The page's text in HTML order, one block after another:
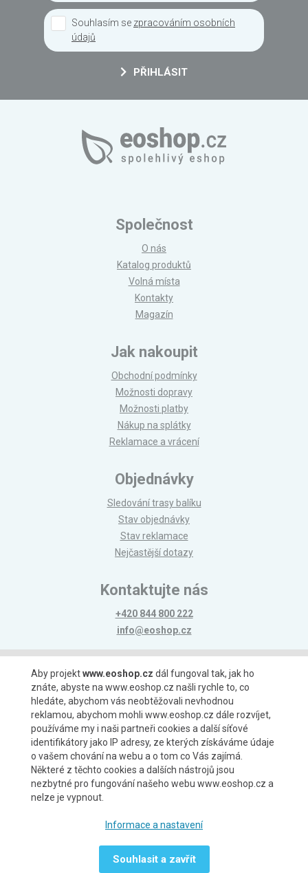
Souhlasím se zpracováním osobních
údajů
PŘIHLÁSIT
Společnost
O nás
Katalog produktů
Volná místa
Kontakty
Magazín
Jak nakoupit
Obchodní podmínky
Možnosti dopravy
Možnosti platby
Nákup na splátky
Reklamace a vrácení
Objednávky
Sledování trasy balíku
Stav objednávky
Stav reklamace
Nejčastější dotazy
Kontaktujte nás
+420 844 800 222
info@eoshop.cz
Možnosti platby
Možnosti dopravy
Aby projektwww.eoshop.cz dál fungoval tak, jak ho
znáte, abyste na www.eoshop.cz našli rychle to, co
hledáte, abychom vás neobtěžovali nevhodnou
reklamou, abychom mohli www.eoshop.cz dále rozvíjet,
používáme my i naši partneři cookies a další síťové
identifikátory jako IP adresy, ze kterých získáváme údaje
o vašem chování na webu a o tom co Vás zajímá.
Některé z těchto cookies a dalších nástrojů jsou
nezbytné pro fungování našeho webu www.eoshop.cz a
nelze je vypnout.
Informace a nastavení
Souhlasit a zavřít